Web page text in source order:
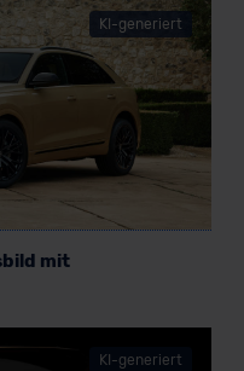
KI-generiert
mit
KI-generiert